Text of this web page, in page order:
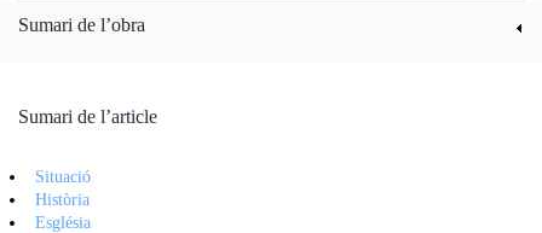
Sumari de l’obra
Sumari de l’article
Situació
Història
Església